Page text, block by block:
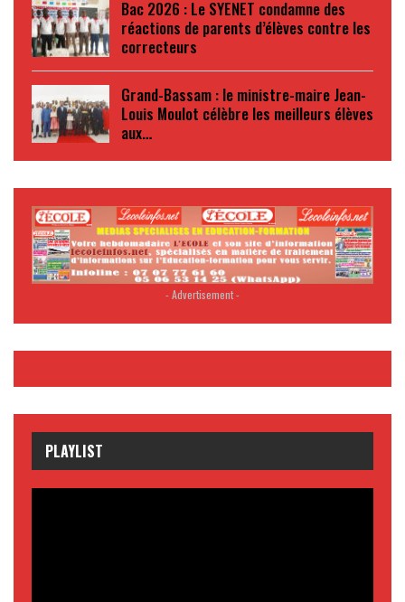
Bac 2026 : Le SYENET condamne des
réactions de parents d’élèves contre les
correcteurs
Grand-Bassam : le ministre-maire Jean-
Louis Moulot célèbre les meilleurs élèves
aux…
- Advertisement -
PLAYLIST